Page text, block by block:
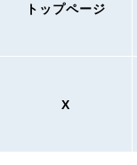
トップページ
X